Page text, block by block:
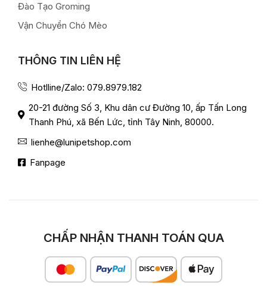
Đào Tạo Groming
Vận Chuyển Chó Mèo
THÔNG TIN LIÊN HỆ
Hotlline/Zalo: 079.8979.182
20-21 đường Số 3, Khu dân cư Đường 10, ấp Tấn Long
Thanh Phú, xã Bến Lức, tỉnh Tây Ninh, 80000.
lienhe@lunipetshop.com
Fanpage
CHẤP NHẬN THANH TOÁN QUA